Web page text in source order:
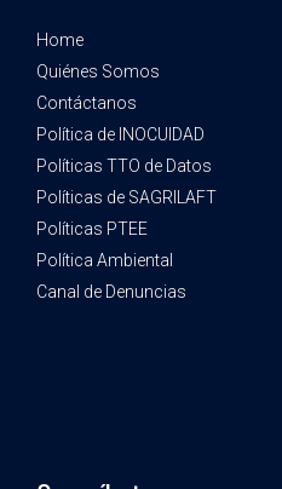
Home
Quiénes Somos
Contáctanos
Política de INOCUIDAD
Políticas TTO de Datos
Políticas de SAGRILAFT
Políticas PTEE
Política Ambiental
Canal de Denuncias